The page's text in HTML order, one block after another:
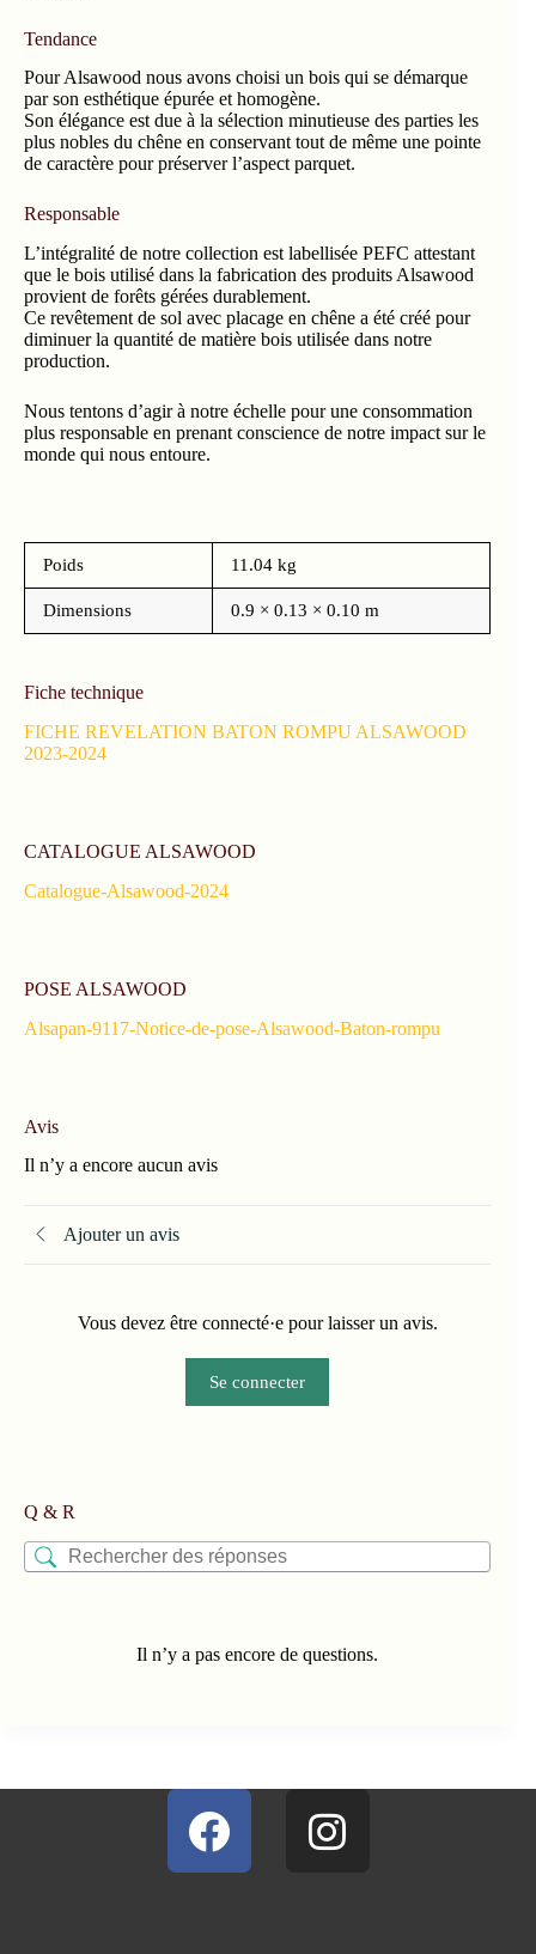
Tendance
Pour Alsawood nous avons choisi un bois qui se démarque
par son esthétique épurée et homogène.
Son élégance est due à la sélection minutieuse des parties les
plus nobles du chêne en conservant tout de même une pointe
de caractère pour préserver l’aspect parquet.
Responsable
L’intégralité de notre collection est labellisée PEFC attestant
que le bois utilisé dans la fabrication des produits Alsawood
provient de forêts gérées durablement.
Ce revêtement de sol avec placage en chêne a été créé pour
diminuer la quantité de matière bois utilisée dans notre
production.
Nous tentons d’agir à notre échelle pour une consommation
plus responsable en prenant conscience de notre impact sur le
monde qui nous entoure.
Poids 11.04 kg
Dimensions 0.9 × 0.13 × 0.10 m
Fiche technique
FICHE REVELATION BATON ROMPU ALSAWOOD
2023-2024
CATALOGUE ALSAWOOD
Catalogue-Alsawood-2024
POSE ALSAWOOD
Alsapan-9117-Notice-de-pose-Alsawood-Baton-rompu
Avis
Il n’y a encore aucun avis
Ajouter un avis
Vous devez être connecté·e pour laisser un avis.
Se connecter
Q & R
Il n’y a pas encore de questions.